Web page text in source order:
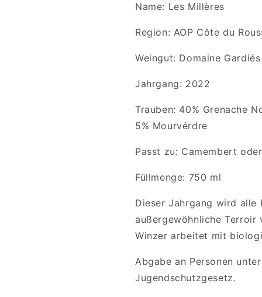
Name: Les Millères
Region: AOP Côte du
Weingut: Domaine Gardiés
Jahrgang: 2022
Trauben: 40% Grenache
5% Mourvérdre
Passt zu: Camembert
Füllmenge: 750 ml
Dieser Jahrgang wird alle
außergewöhnliche Terroir
Winzer arbeitet mit
Abgabe an Personen
Jugendschutzgesetz.